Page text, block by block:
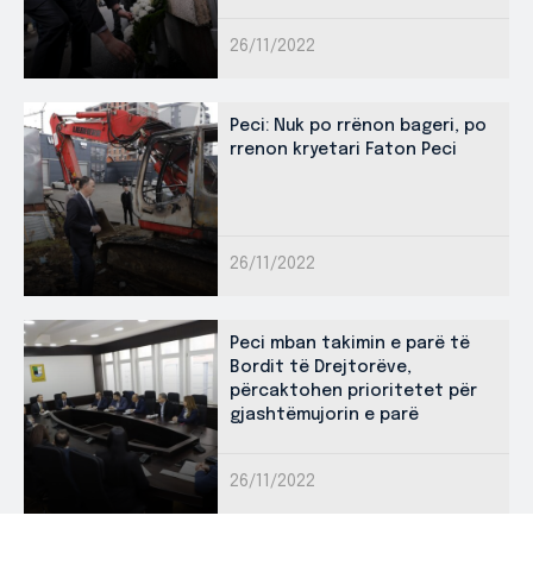
26/11/2022
Peci: Nuk po rrënon bageri, po
rrenon kryetari Faton Peci
26/11/2022
Peci mban takimin e parë të
Bordit të Drejtorëve,
përcaktohen prioritetet për
gjashtëmujorin e parë
26/11/2022